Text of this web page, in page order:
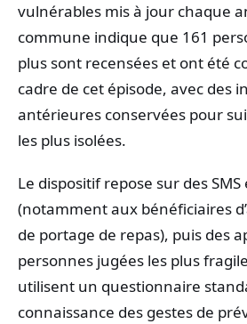
vulnérables mis à jour chaque
commune indique que 161
plus sont recensées et ont été
cadre de cet épisode, avec des
antérieures conservées pour
les plus isolées.
Le dispositif repose sur des
(notamment aux bénéficiaires
de portage de repas), puis des
personnes jugées les plus
utilisent un questionnaire
connaissance des gestes de